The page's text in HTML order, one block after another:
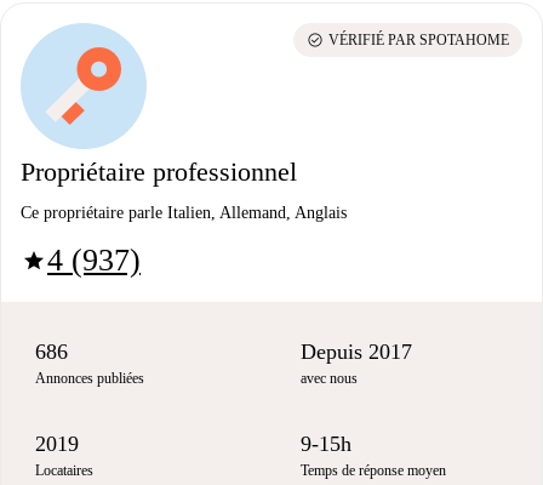
Propriétaire professionnel
Ce propriétaire parle Italien, Allemand, Anglais
star4 (937)
check_circle VÉRIFIÉ PAR SPOTAHOME
686
Annonces publiées
Depuis 2017
avec nous
2019
Locataires
9-15h
Temps de réponse moyen